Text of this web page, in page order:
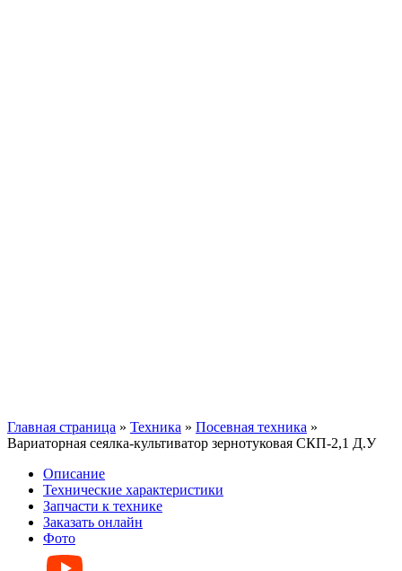
Главная страница » Техника » Посевная техника »
Вариаторная сеялка-культиватор зернотуковая СКП-2,1 Д.У
Описание
Технические характеристики
Запчасти к технике
Заказать онлайн
Фото